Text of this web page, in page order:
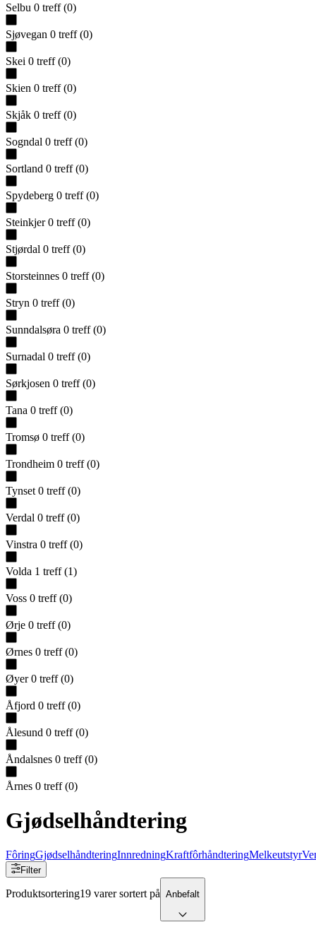
Selbu 0 treff (0)
Sjøvegan 0 treff (0)
Skei 0 treff (0)
Skien 0 treff (0)
Skjåk 0 treff (0)
Sogndal 0 treff (0)
Sortland 0 treff (0)
Spydeberg 0 treff (0)
Steinkjer 0 treff (0)
Stjørdal 0 treff (0)
Storsteinnes 0 treff (0)
Stryn 0 treff (0)
Sunndalsøra 0 treff (0)
Surnadal 0 treff (0)
Sørkjosen 0 treff (0)
Tana 0 treff (0)
Tromsø 0 treff (0)
Trondheim 0 treff (0)
Tynset 0 treff (0)
Verdal 0 treff (0)
Vinstra 0 treff (0)
Volda 1 treff (1)
Voss 0 treff (0)
Ørje 0 treff (0)
Ørnes 0 treff (0)
Øyer 0 treff (0)
Åfjord 0 treff (0)
Ålesund 0 treff (0)
Åndalsnes 0 treff (0)
Årnes 0 treff (0)
Gjødselhåndtering
FôringGjødselhåndteringInnredningKraftfôrhåndteringMelkeutstyr
Filter
Produktsortering19 varer sortert på Anbefalt